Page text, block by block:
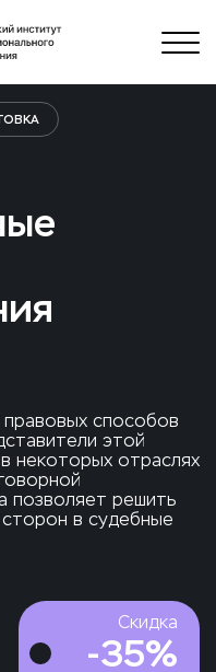
Скидка
-35%
способов
этой
некоторых отраслях
позволяет решить
в судебные